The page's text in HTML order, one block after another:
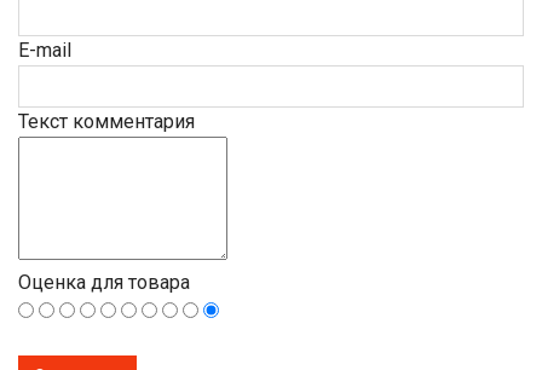
E-mail
Текст комментария
Оценка для товара